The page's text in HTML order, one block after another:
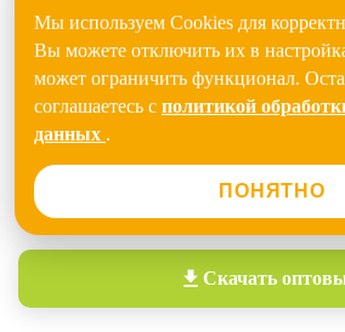
Мы используем Cookies для
Вы можете отключить их в
может ограничить функционал.
соглашаетесь с политикой
данных .
ПОНЯТНО
Скачать